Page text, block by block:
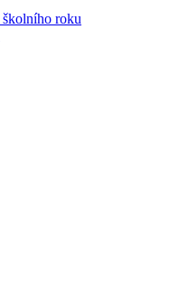
školního roku